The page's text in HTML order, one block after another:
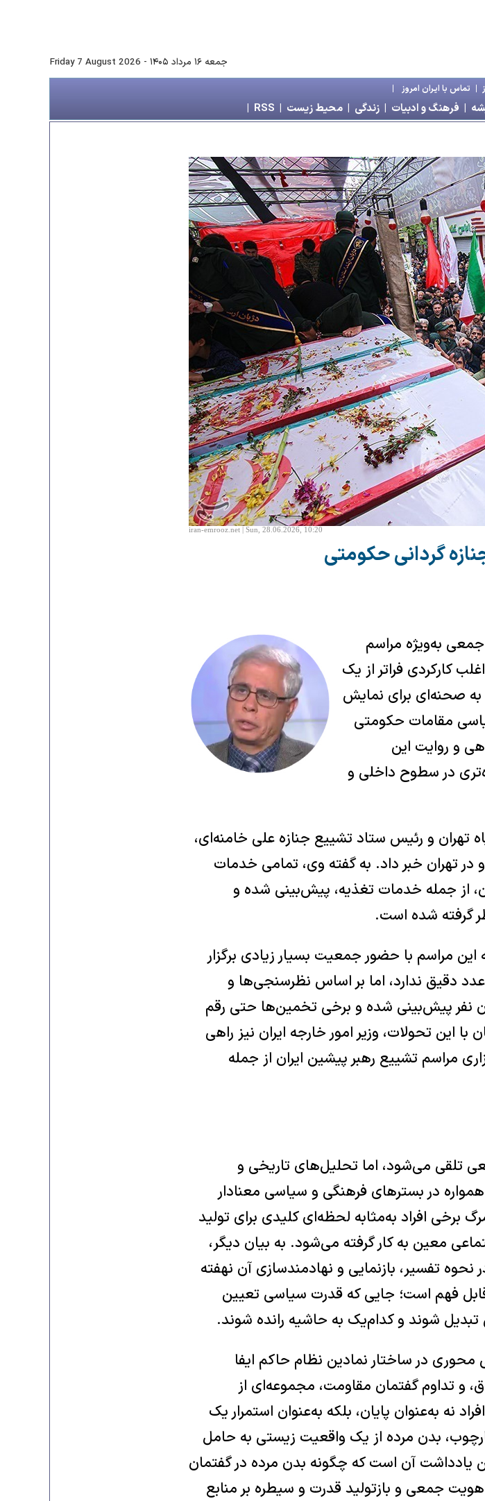
جمعه ۱۶ مرداد ۱۴۰۵ -
Friday 7 August 2026
| تماس با ايران امروز |
| فرهنگ و ادبيات | زندگی | محیط زیست |
RSS
|
iran-emrooz.net | Sun, 28.06.2026, 10:20
گردانی حکومتی
به‌ویژه مراسم
کارکردی فراتر از یک
صحنه‌ای برای نمایش
مقامات حکومتی
و روایت این
در سطوح داخلی و
تهران و رئیس ستاد تشییع جنازه علی خامنه‌ای،
در تهران خبر داد. به گفته وی، تمامی خدمات
از جمله خدمات تغذیه، پیش‌بینی شده و
گرفته شده است.
این مراسم با حضور جمعیت بسیار زیادی برگزار
دقیق ندارد، اما بر اساس نظرسنجی‌ها و
حداقل جمعیت بین ۱۲ تا ۱۵ میلیون نفر پیش‌بینی شده و برخی تخمین‌ها حتی رقم
با این تحولات، وزیر امور خارجه ایران نیز راهی
مراسم تشییع رهبر پیشین ایران از جمله
تلقی می‌شود، اما تحلیل‌های تاریخی و
در بسترهای فرهنگی و سیاسی معنادار
افراد به‌مثابه لحظه‌ای کلیدی برای تولید
معین به کار گرفته می‌شود. به بیان دیگر،
تفسیر، بازنمایی و نهادمندسازی آن نهفته
فهم است؛ جایی که قدرت سیاسی تعیین
شوند و کدام‌یک به حاشیه رانده شوند.
محوری در ساختار نمادین نظام حاکم ایفا
جنگ ایران و عراق، و تداوم گفتمان مقاومت، مجموعه‌ای از
نه به‌عنوان پایان، بلکه به‌عنوان استمرار یک
بدن مرده از یک واقعیت زیستی به حامل
یادداشت آن است که چگونه بدن مرده در گفتمان
هویت جمعی و بازتولید قدرت و سیطره بر منابع